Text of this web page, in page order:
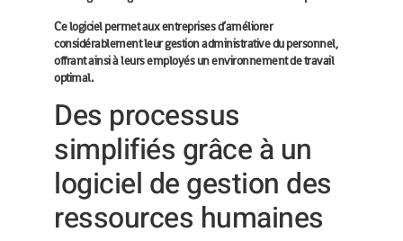
Ce logiciel permet aux entreprises d’améliorer
considérablement leur gestion administrative du personnel,
offrant ainsi à leurs employés un environnement de travail
optimal.
Des processus
simplifiés grâce à un
logiciel de gestion des
ressources humaines